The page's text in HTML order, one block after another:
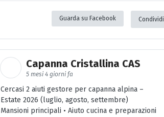
Guarda su Facebook Condividi
Capanna Cristallina CAS
5 mesi 4 giorni fa
Cercasi 2 aiuti gestore per capanna alpina –
Estate 2026 (luglio, agosto, settembre)
Mansioni principali • Aiuto cucina e preparazioni